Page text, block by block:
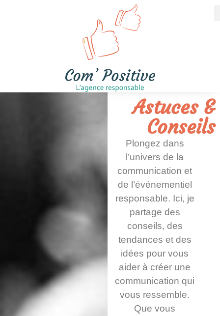
Astuces &
Conseils
Plongez dans
l’univers de la
communication et
de l’événementiel
responsable. Ici, je
partage des
conseils, des
tendances et des
idées pour vous
aider à créer une
communication qui
vous ressemble.
Que vous